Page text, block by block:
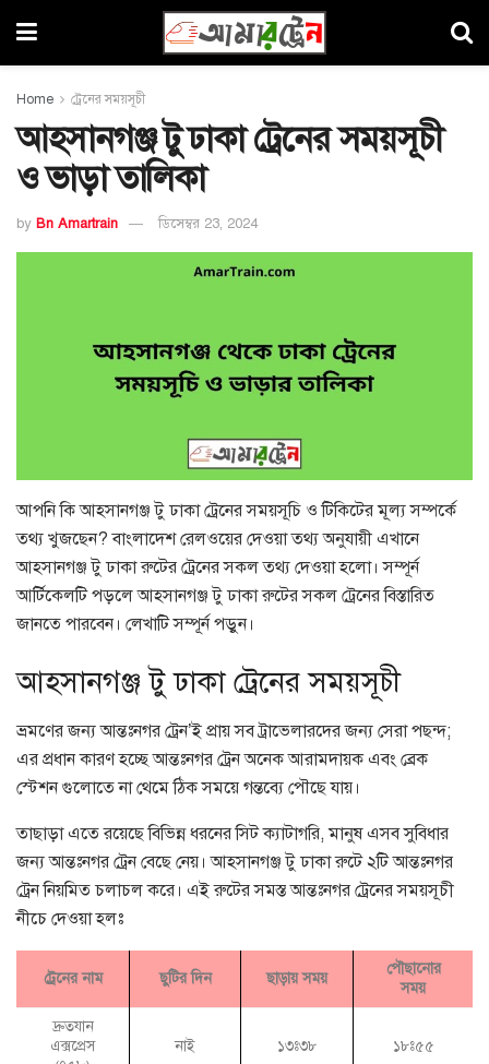
Home ট্রেনের সময়সূচী
আহসানগঞ্জ টু ঢাকা ট্রেনের সময়সূচী
ও ভাড়া তালিকা
by Bn Amartrain ডিসেম্বর 23, 2024
আপনি কি আহসানগঞ্জ টু ঢাকা ট্রেনের সময়সূচি ও টিকিটের মূল্য সম্পর্কে
তথ্য খুজছেন? বাংলাদেশ রেলওয়ের দেওয়া তথ্য অনুযায়ী এখানে
আহসানগঞ্জ টু ঢাকা রুটের ট্রেনের সকল তথ্য দেওয়া হলো। সম্পূর্ন
আর্টিকেলটি পড়লে আহসানগঞ্জ টু ঢাকা রুটের সকল ট্রেনের বিস্তারিত
জানতে পারবেন। লেখাটি সম্পূর্ন পড়ুন।
আহসানগঞ্জ টু ঢাকা ট্রেনের সময়সূচী
ভ্রমণের জন্য আন্তঃনগর ট্রেন’ই প্রায় সব ট্রাভেলারদের জন্য সেরা পছন্দ;
এর প্রধান কারণ হচ্ছে আন্তঃনগর ট্রেন অনেক আরামদায়ক এবং ব্রেক
স্টেশন গুলোতে না থেমে ঠিক সময়ে গন্তব্যে পৌছে যায়।
তাছাড়া এতে রয়েছে বিভিন্ন ধরনের সিট ক্যাটাগরি, মানুষ এসব সুবিধার
জন্য আন্তঃনগর ট্রেন বেছে নেয়। আহসানগঞ্জ টু ঢাকা রুটে ২টি আন্তঃনগর
ট্রেন নিয়মিত চলাচল করে। এই রুটের সমস্ত আন্তঃনগর ট্রেনের সময়সূচী
নীচে দেওয়া হলঃ
ট্রেনের নাম ছুটির দিন ছাড়ায় সময়
পৌছানোর
সময়
দ্রুতযান
এক্সপ্রেস
নাই ১৩ঃ৩৮ ১৮ঃ৫৫